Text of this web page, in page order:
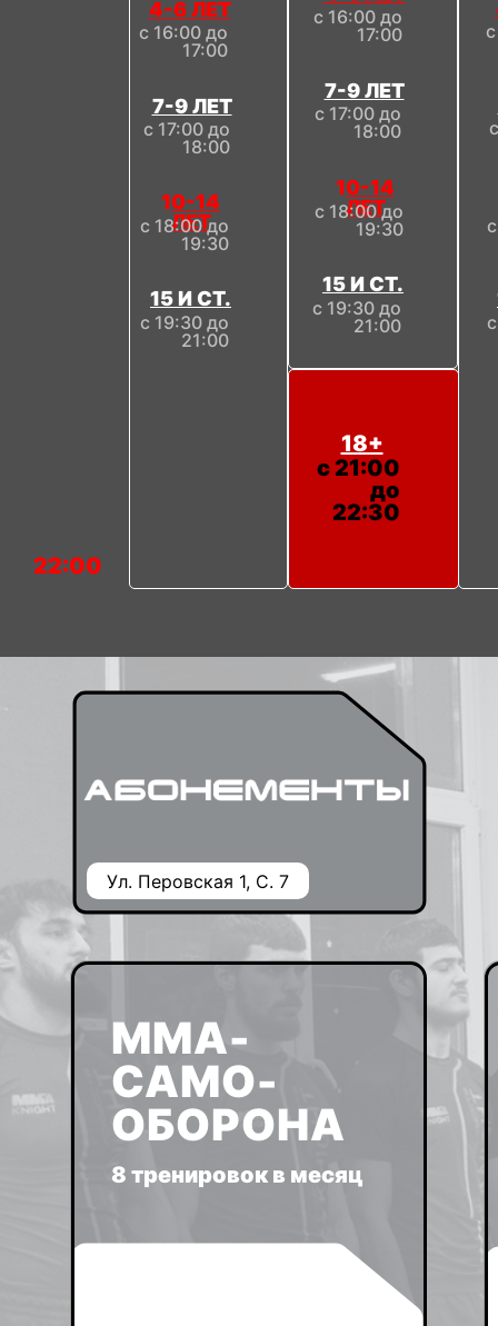
22:00
4-6 ЛЕТ
с 16:00 до
17:00
с 16:00 до
17:00
7-9 ЛЕТ
с 17:00 до
18:00
7-9 ЛЕТ
с 17:00 до
18:00
10-14
ЛЕТ
с 18:00 до
19:30
10-14
ЛЕТ
с 18:00 до
19:30
15 И СТ.
с 19:30 до
21:00
15 И СТ.
с 19:30 до
21:00
18+
с 21:00
до
22:30
ММА-
САМО-
ОБОРОНА
8 тренировок в месяц
Ул. Перовская 1, С. 7